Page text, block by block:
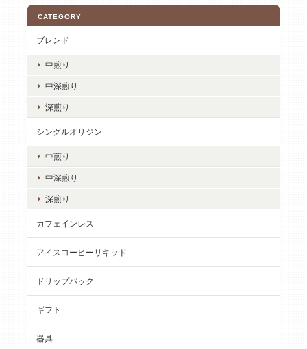
CATEGORY
ブレンド
中煎り
中深煎り
深煎り
シングルオリジン
中煎り
中深煎り
深煎り
カフェインレス
アイスコーヒーリキッド
ドリップパック
ギフト
器具